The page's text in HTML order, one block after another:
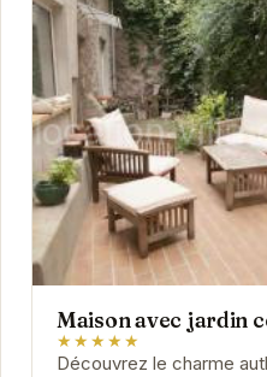
Maison avec jardin
★★★★★
Découvrez le charme